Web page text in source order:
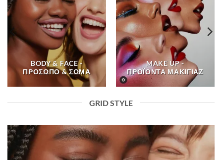
BODY & FACE -
ΠΡΌΣΩΠΟ & ΣΏΜΑ
MAKE UP -
ΠΡΟΪΌΝΤΑ ΜΑΚΙΓΙΆΖ
GRID STYLE